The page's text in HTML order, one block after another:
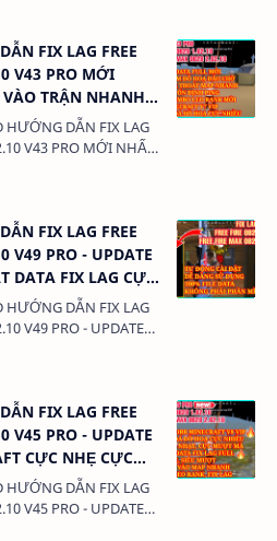
FIX LAG FREE
V43 PRO MỚI
TRẬN NHANH,
RANK MỚI
HƯỚNG DẪN FIX LAG
V43 PRO MỚI NHẤT
NHANH, THÊM DATA
LƯỢNG: 380 Kb
FIX LAG FREE
V49 PRO - UPDATE
DATA FIX LAG CỰC
HƯỚNG DẪN FIX LAG
V49 PRO - UPDATE
FIX LAG CỰC MƯỢT
FIX LAG FREE
V45 PRO - UPDATE
CỰC NHẸ CỰC
HƯỚNG DẪN FIX LAG
V45 PRO - UPDATE
NHẸ CỰC MƯỢT